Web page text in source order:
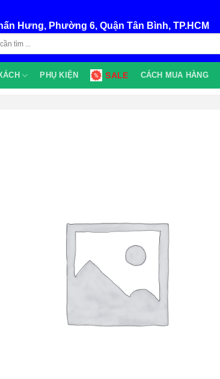
Hưng, Phường 6, Quận Tân Bình, TP.HCM
PHỤ KIỆN SALE CÁCH MUA HÀNG